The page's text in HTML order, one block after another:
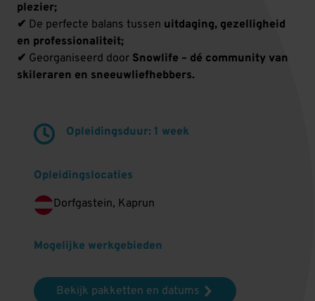
plezier;
✔ De perfecte balans tussen uitdaging, gezelligheid
en professionaliteit;
✔ Georganiseerd door Snowlife – dé community van
skileraren en sneeuwliefhebbers.
Opleidingsduur: 1 week
Opleidingslocaties
Dorfgastein, Kaprun
Mogelijke werkgebieden
Bekijk pakketten en datums